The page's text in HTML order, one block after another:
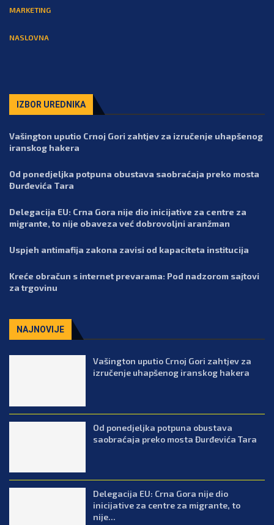
MARKETING
NASLOVNA
IZBOR UREDNIKA
Vašington uputio Crnoj Gori zahtjev za izručenje uhapšenog
iranskog hakera
Od ponedjeljka potpuna obustava saobraćaja preko mosta
Đurđevića Tara
Delegacija EU: Crna Gora nije dio inicijative za centre za
migrante, to nije obaveza već dobrovoljni aranžman
Uspjeh antimafija zakona zavisi od kapaciteta institucija
Kreće obračun s internet prevarama: Pod nadzorom sajtovi
za trgovinu
NAJNOVIJE
Vašington uputio Crnoj Gori zahtjev za
izručenje uhapšenog iranskog hakera
Od ponedjeljka potpuna obustava
saobraćaja preko mosta Đurđevića Tara
Delegacija EU: Crna Gora nije dio
inicijative za centre za migrante, to
nije...